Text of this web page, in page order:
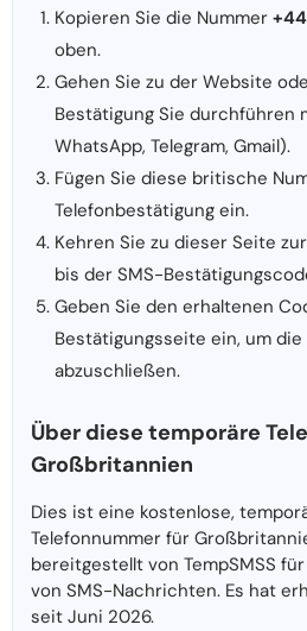
Kopieren Sie die Nummer
oben.
Gehen Sie zu der Website
Bestätigung Sie durchführen
WhatsApp, Telegram, Gmail).
Fügen Sie diese britische
Telefonbestätigung ein.
Kehren Sie zu dieser Seite
bis der SMS-
Geben Sie den erhaltenen
Bestätigungsseite ein, um die
abzuschließen.
Über diese temporäre
Großbritannien
Dies ist eine kostenlose,
Telefonnummer für
bereitgestellt von TempSMSS
von SMS-Nachrichten. Es hat
seit Juni 2026.